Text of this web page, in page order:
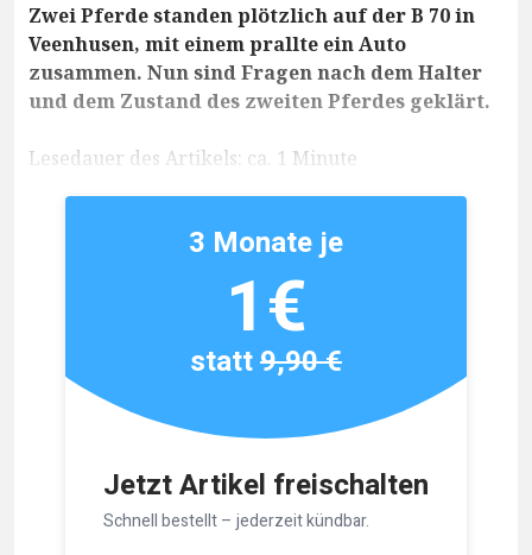
Zwei Pferde standen plötzlich auf der B 70 in
Veenhusen, mit einem prallte ein Auto
zusammen. Nun sind Fragen nach dem Halter
und dem Zustand des zweiten Pferdes geklärt.
Lesedauer des Artikels: ca. 1 Minute
Jetzt Artikel freischalten
Schnell bestellt – jederzeit kündbar.
3 Monate je
1€
statt9,90 €